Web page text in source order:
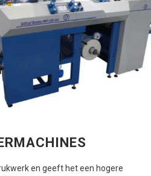
en geeft het een hogere